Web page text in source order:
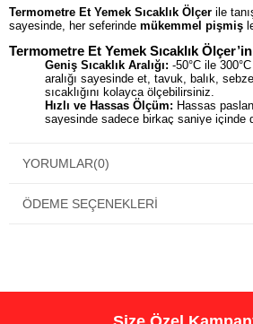
Termometre Et Yemek Sıcaklık Ölçer ile
sayesinde, her seferinde mükemmel pişmiş
Termometre Et Yemek Sıcaklık
Geniş Sıcaklık Aralığı: -50°C ile
aralığı sayesinde et, tavuk, balık,
sıcaklığını kolayca ölçebilirsiniz.
Hızlı ve Hassas Ölçüm: Hassas
sayesinde sadece birkaç saniye içinde
ile pratik bir kullanım sunar.
Çok Yönlülük:
kontrol edebilirsiniz.
Güvenli ve Hijyenik:
Sensör hata gösterimi
Hassasiyet 0,1°C
YORUMLAR(0)
ÖDEME SEÇENEKLERI